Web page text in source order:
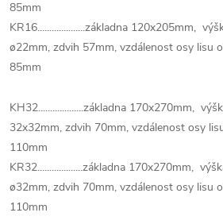
85mm
KR16....................základna 120x205mm,
ø22mm, zdvih 57mm, vzdálenost osy lisu
85mm
KH32...................základna 170x270mm,
32x32mm, zdvih 70mm, vzdálenost osy
110mm
KR32...................základna 170x270mm,
ø32mm, zdvih 70mm, vzdálenost osy lisu
110mm